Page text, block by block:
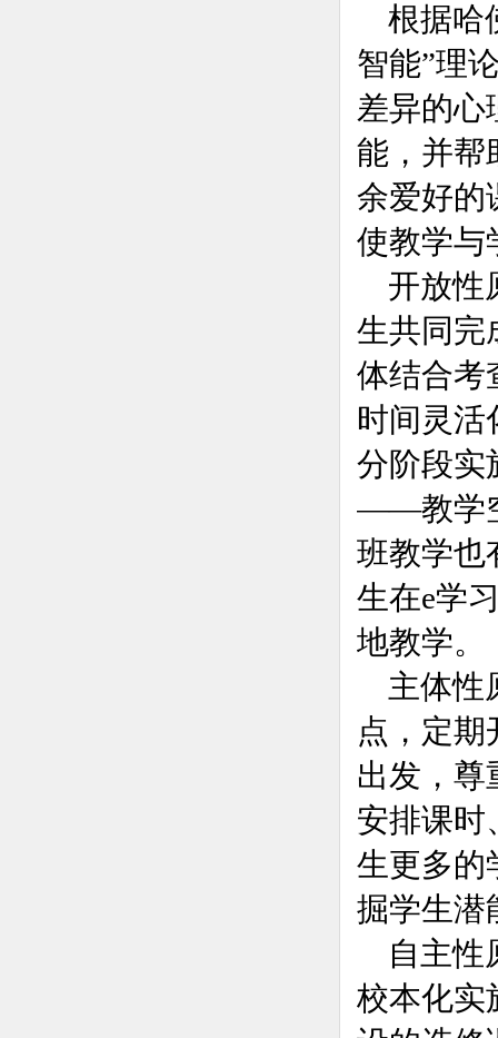
根据哈
智能”理
差异的心
能，并帮
余爱好的
使教学与
开放
生共同完
体结合考
时间灵
分阶段实
——教学
班教学也
生在e学
地教学。
主体性
点，定
出发，尊
安排课时
生更多的
掘学生潜
自主性
校本化实